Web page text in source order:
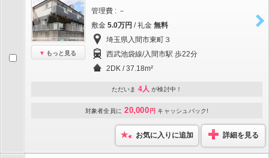
もっと見る
管理費 : －
敷金 5.0万円 / 礼金 無料
埼玉県入間市東町３
西武池袋線/入間市駅 歩22分
2DK / 37.18m²
ただいま 4人 が検討中！
対象者全員に 20,000 円 キャッシュバック!
お気に入りに追加 詳細を見る